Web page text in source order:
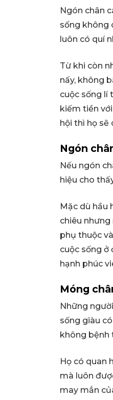
Ngón chân
sống không
luôn có quí
Từ khi còn
nấy, không
cuộc sống lí
kiếm tiền
hội thì họ sẽ
Ngón
Nếu ngón
hiệu cho
Mặc dù hầu
chiêu
phụ thuộc
cuộc sống ở
hạnh phúc
Móng
Những
sống giàu
không bệnh
Họ có quan
mà luôn
may mắn